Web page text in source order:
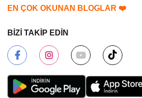
EN ÇOK OKUNAN BLOGLAR ❤️
BİZİ TAKİP EDİN